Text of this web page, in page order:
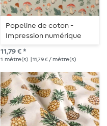
Popeline de coton -
Impression numérique
feuilles de champignons
Bleu clair
11,79 € *
1 mètre(s) | 11,79 € / mètre(s)